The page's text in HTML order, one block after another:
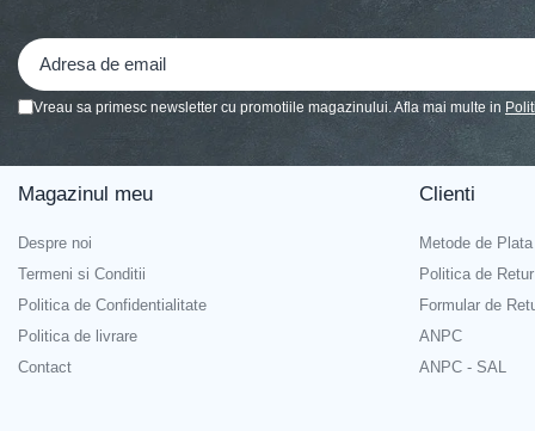
Fundite Brad
Ghirlanda Decorativa
Iluminat Festiv
Instalatii de Craciun
Liniar / Sir
Ornamente Brad
Suport Decorativ Lumanare
Vreau sa primesc newsletter cu promotiile magazinului. Afla mai multe in
Magazinul meu
Despre noi
Termeni si Conditii
Politica de Confidentialitate
Politica de livrare
Contact
Clienti
Metode de Plata
Politica de Retur
Formular de
ANPC
ANPC - SAL